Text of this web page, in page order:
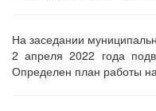
На заседании
2 апреля 2022 года
Определен план работы